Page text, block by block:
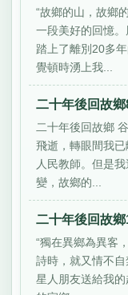
“故鄉的山，故鄉
一段美好的回憶
踏上了離別20多
覺頓時湧上我...
二十年後回故
二十年後回故鄉
飛逝，轉眼間我
人民教師。但是
變，故鄉的...
二十年後回故
“獨在異鄉為異客
詩時，就又情不
星人朋友送給我